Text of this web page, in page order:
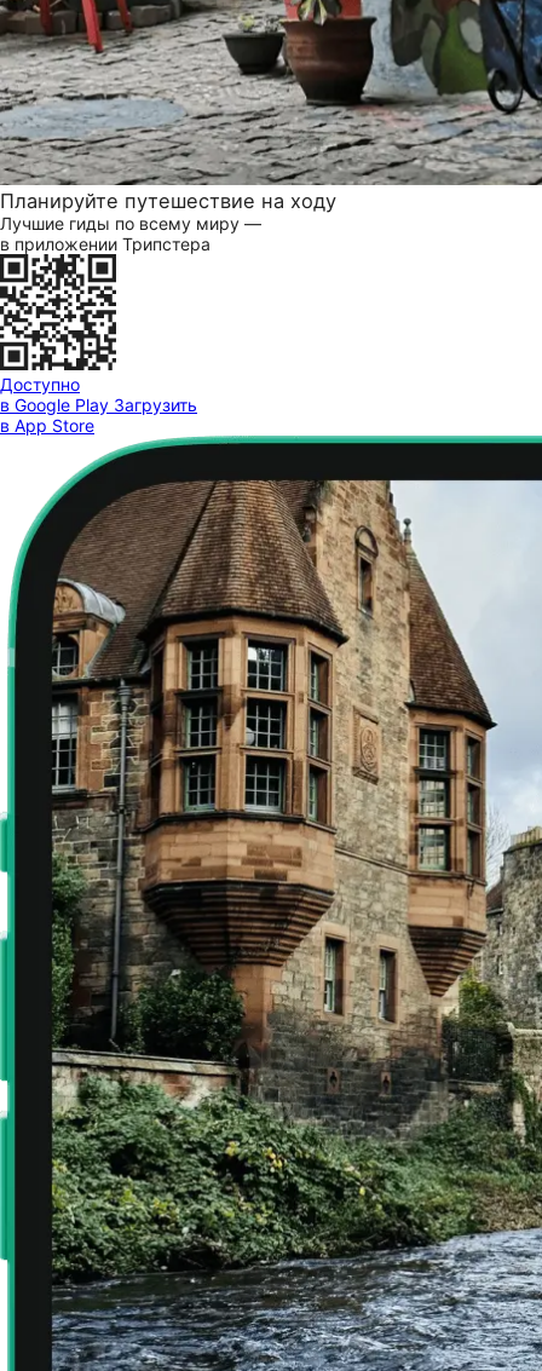
Планируйте путешествие на ходу
Лучшие гиды по всему миру —
в приложении Трипстера
Доступно
в Google Play Загрузить
в App Store